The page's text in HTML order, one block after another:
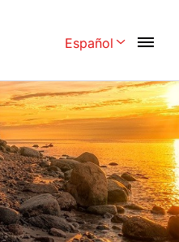
Español
English
中国
Deutschland
Français
Magyar